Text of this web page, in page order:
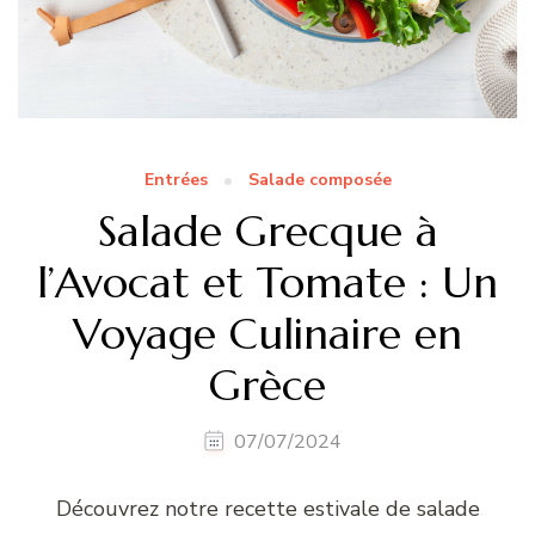
Entrées Salade composée
Salade Grecque à
l’Avocat et Tomate : Un
Voyage Culinaire en
Grèce
07/07/2024
Découvrez notre recette estivale de salade